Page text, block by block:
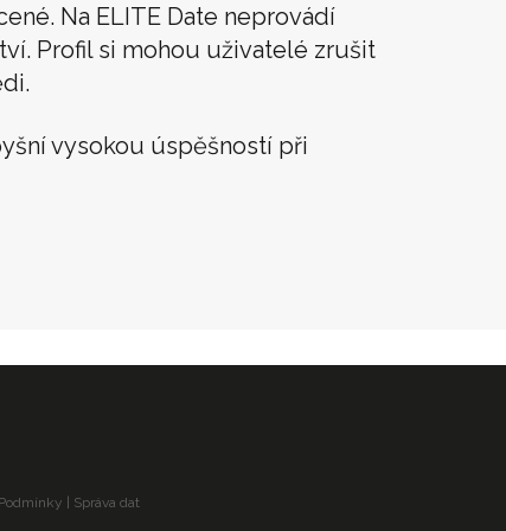
Na ELITE Date neprovádí
Profil si mohou uživatelé zrušit
vysokou úspěšností při
Podmínky | Správa dat